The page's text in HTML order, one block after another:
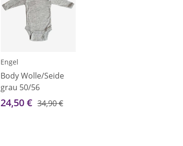
Engel
Body Wolle/Seide
grau 50/56
24,50 € 34,90 €